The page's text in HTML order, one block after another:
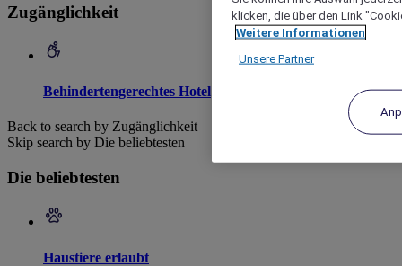
Zugänglichkeit
Behindertengerechtes Hotel
Back to search by Zugänglichkeit
Skip search by Die beliebtesten
Die beliebtesten
Haustiere erlaubt
klicken, die über den Link
Weitere Informationen
Unsere Partner